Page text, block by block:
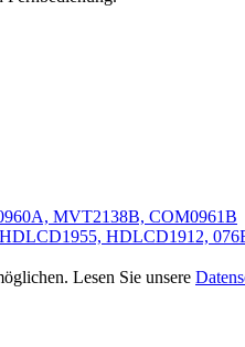
MVT2138B, COM0961B
HDLCD1955, HDLCD1912,
Lesen Sie unsere